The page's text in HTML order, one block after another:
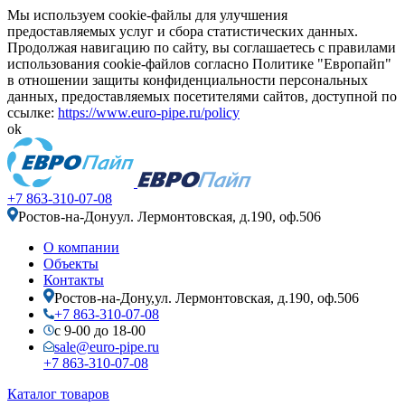
Мы используем cookie-файлы для улучшения
предоставляемых услуг и сбора статистических данных.
Продолжая навигацию по сайту, вы соглашаетесь с правилами
использования cookie-файлов согласно Политике "Европайп"
в отношении защиты конфиденциальности персональных
данных, предоставляемых посетителями сайтов, доступной по
ссылке: https://www.euro-pipe.ru/policy
ok
+7 863-310-07-08
Ростов-на-Донуул. Лермонтовская, д.190, оф.506
О компании
Объекты
Контакты
Ростов-на-Дону,ул. Лермонтовская, д.190, оф.506
+7 863-310-07-08
с 9-00 до 18-00
sale@euro-pipe.ru
+7 863-310-07-08
Каталог товаров